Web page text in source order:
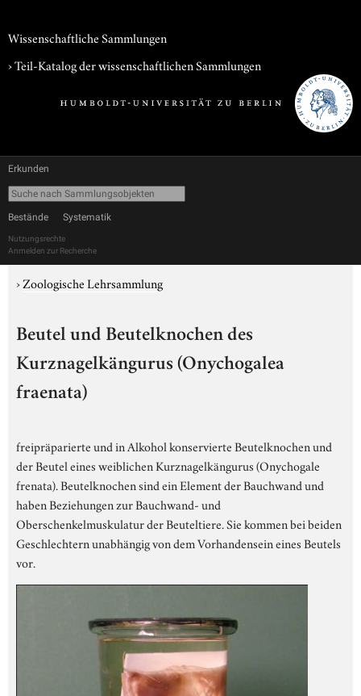
Wissenschaftliche Sammlungen
› Teil-Katalog der wissenschaftlichen Sammlungen
Erkunden
Bestände Systematik
Nutzungsrechte
Anmelden zur Recherche
›Zoologische Lehrsammlung
Beutel und Beutelknochen des
Kurznagelkängurus (Onychogalea
fraenata)
freipräparierte und in Alkohol konservierte Beutelknochen und
der Beutel eines weiblichen Kurznagelkängurus (Onychogale
frenata). Beutelknochen sind ein Element der Bauchwand und
haben Beziehungen zur Bauchwand- und
Oberschenkelmuskulatur der Beuteltiere. Sie kommen bei beiden
Geschlechtern unabhängig von dem Vorhandensein eines Beutels
vor.